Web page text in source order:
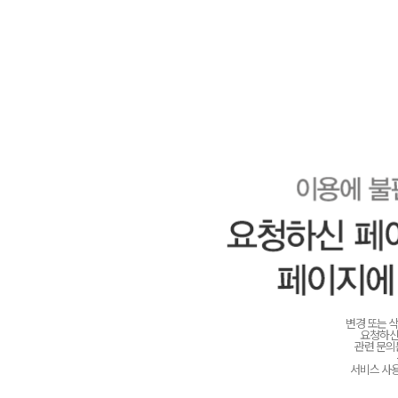
변경 또는
요청하
관련 문
서비스 사